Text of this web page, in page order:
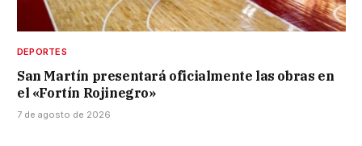
DEPORTES
San Martín presentará oficialmente las obras en
el «Fortín Rojinegro»
7 de agosto de 2026